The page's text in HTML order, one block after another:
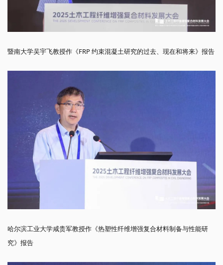
暨南大学吴宇飞教授作《FRP 约束混凝土研究的过去、现在和将来》报告
哈尔滨工业大学咸贵军教授作《热塑性纤维增强复合材料制备与性能研
究》报告